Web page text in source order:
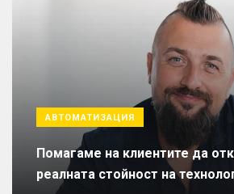
АВТОМАТИЗАЦИЯ
Помагаме на клиентите да
реалната стойност на